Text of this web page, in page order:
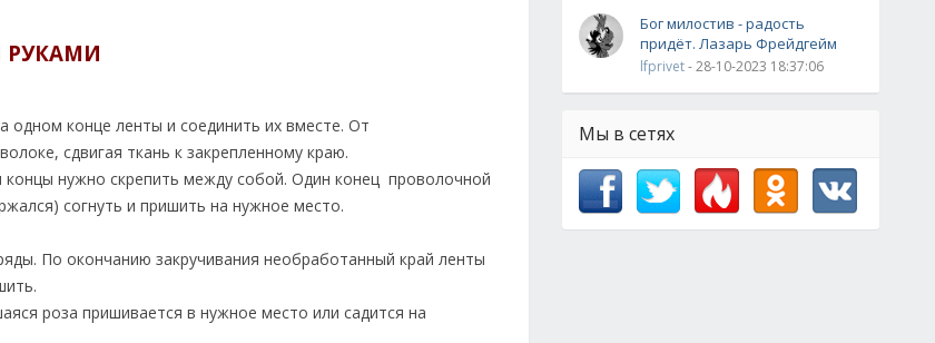
одном конце ленты и соединить их вместе. От
сдвигая ткань к закрепленному краю.
нужно скрепить между собой. Один конец проволочной
согнуть и пришить на нужное место.
По окончанию закручивания необработанный край ленты
роза пришивается в нужное место или садится на
Бог милостив - радость
придёт. Лазарь Фрейдгейм
lfprivet- 28-10-2023 18:37:06
Мы в сетях